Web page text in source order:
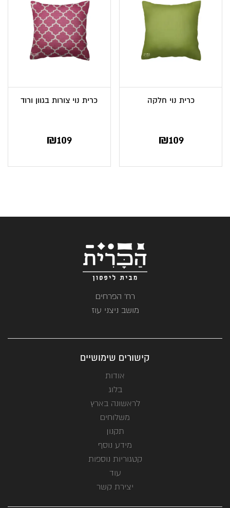
כרית נוי חלקה
₪109
כרית נוי צורות בגוון ורוד
₪109
רח' הפרחים
מושב ניצני עוז
קישורים שימושיים
אודות
בלוג
לראשונה בארץ
משלוחים
תקנון
מידע נוסף
קטגוריות נוספות
עוד
יצירת קשר